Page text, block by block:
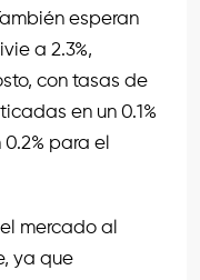
esperan
a 2.3%,
con tasas de
en un 0.1%
para el
mercado al
ya que